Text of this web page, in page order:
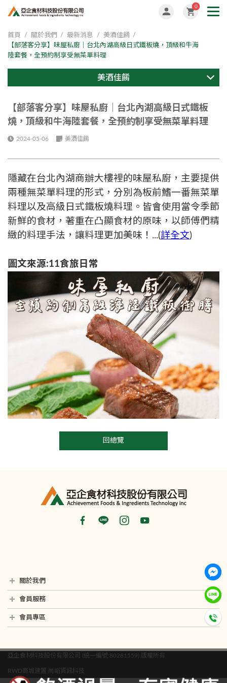
0
首頁 關於我們 最新消息
美酒佳餚
【部落客分享】味屋私廚｜台北內湖高級日式鐵板燒，頂級和牛海
陸套餐，全預約制享受無菜單料理
美酒佳餚
【部落客分享】味屋私廚｜台北內湖高級日式鐵板
燒，頂級和牛海陸套餐，全預約制享受無菜單料理
2024-05-06 美酒佳餚
隱藏在台北內湖商辦大樓裡的味屋私廚，主要提供
兩種無菜單料理的形式，分別為板前鰭一番無菜單
料理以及高級日式鐵板燒料理。皆會使用當令季節
新鮮的食材，著重在凸顯食材的原味，以師傅們精
緻的料理手法，讓料理更加美味！...(詳全文)
圖文來源:11食旅日常
回總覽
關於我們
最新消息
銷售據點
隱私權聲明
影音專區
會員服務
會員常見問題
聯絡我們
會員專區
我的帳戶
訂單查詢
願望清單
亞企食材科技股份有限公司 (統一編號:80281559) 版權所有
RWD商城建置 尚峪資訊科技